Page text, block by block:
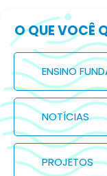
O QUE VOCÊ
ENSINO
NOTÍCIAS
PROJETOS